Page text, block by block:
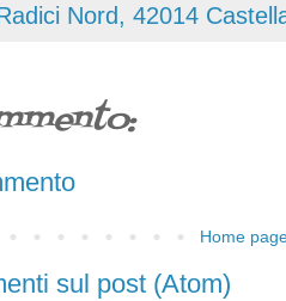
Nord, 42014
Home
sul post (Atom)